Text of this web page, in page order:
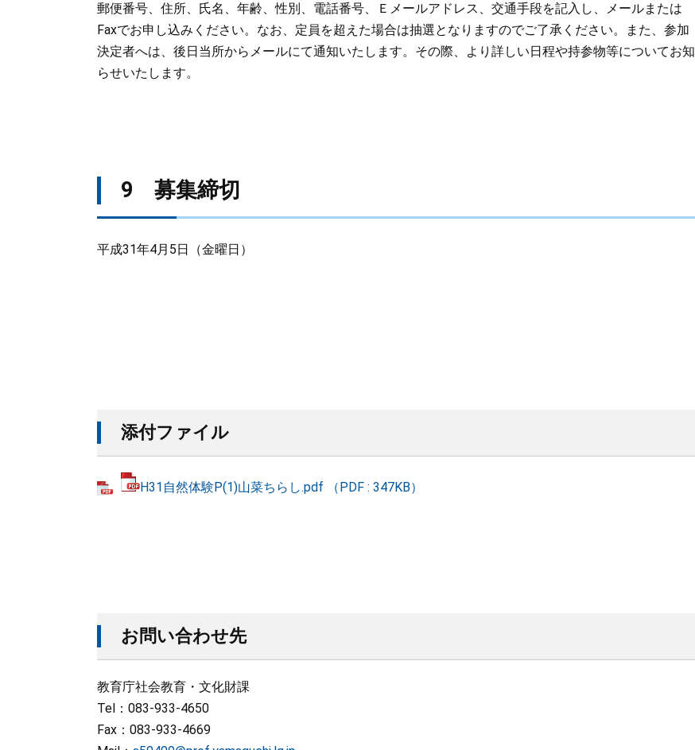
郵便番号、住所、氏名、年齢、性別、電話番号、Ｅメールアドレス、交通手段を記入し、メールまたは
Faxでお申し込みください。なお、定員を超えた場合は抽選となりますのでご了承ください。また、参加
決定者へは、後日当所からメールにて通知いたします。その際、より詳しい日程や持参物等についてお知
らせいたします。
9 募集締切
平成31年4月5日（金曜日）
添付ファイル
H31自然体験P(1)山菜ちらし.pdf （PDF : 347KB）
お問い合わせ先
教育庁社会教育・文化財課
Tel：083-933-4650
Fax：083-933-4669